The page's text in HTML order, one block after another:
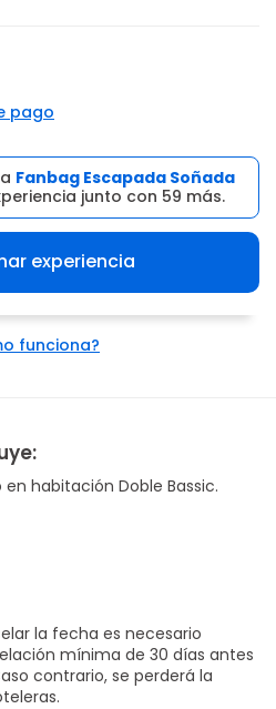
pago
Fanbag Escapada Soñada
junto con 59 más.
experiencia
funciona?
habitación Doble Bassic.
la fecha es necesario
mínima de 30 días antes
contrario, se perderá la